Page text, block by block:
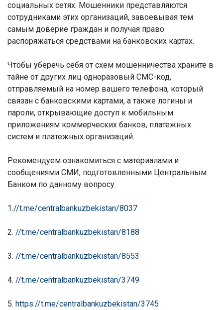
социальных сетях. Мошенники представляются
сотрудниками этих организаций, завоевывая тем
самым доверие граждан и получая право
распоряжаться средствами на банковских картах.
Чтобы уберечь себя от схем мошенничества храните в
тайне от других лиц одноразовый СМС-код,
отправляемый на номер вашего телефона, который
связан с банковскими картами, а также логины и
пароли, открывающие доступ к мобильным
приложениям коммерческих банков, платежных
систем и платежных организаций.
Рекомендуем ознакомиться с материалами и
сообщениями СМИ, подготовленными Центральным
Банком по данному вопросу:
1.//t.me/centralbankuzbekistan/8037
2. //t.me/centralbankuzbekistan/8188
3. //t.me/centralbankuzbekistan/8553
4. //t.me/centralbankuzbekistan/3749
5. https://t.me/centralbankuzbekistan/3745